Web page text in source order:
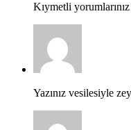
Kıymetli
Yazınız vesilesiyle